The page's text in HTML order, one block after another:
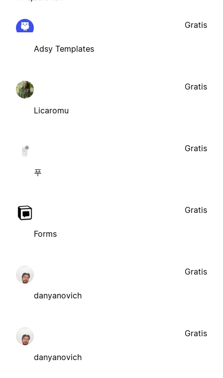
Adsy Templates
Gratis
Licaromu
Gratis
푸
Gratis
Forms
Gratis
danyanovich
Gratis
danyanovich
Gratis